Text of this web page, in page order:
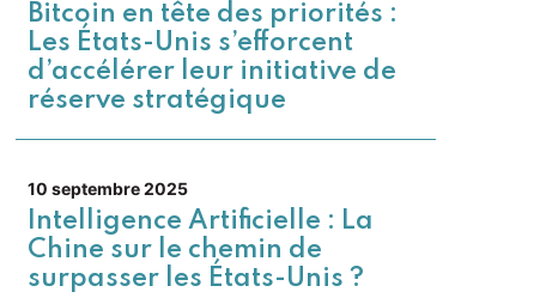
Bitcoin en tête des priorités :
Les États-Unis s’efforcent
d’accélérer leur initiative de
réserve stratégique
10 septembre 2025
Intelligence Artificielle : La
Chine sur le chemin de
surpasser les États-Unis ?